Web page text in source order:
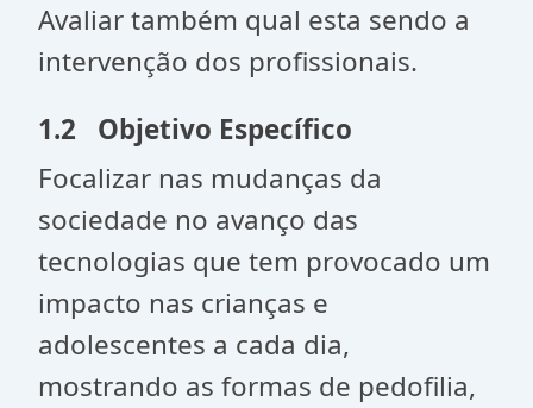
Avaliar também qual esta sendo a
intervenção dos profissionais.
1.2 Objetivo Específico
Focalizar nas mudanças da
sociedade no avanço das
tecnologias que tem provocado um
impacto nas crianças e
adolescentes a cada dia,
mostrando as formas de pedofilia,